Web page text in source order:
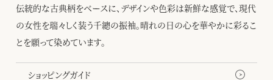
伝統的な古典柄をベースに、デザインや色彩は新鮮な感覚で、現代
の女性を瑞々しく装う千總の振袖。晴れの日の心を華やかに彩るこ
とを願って染めています。
ショッピングガイド